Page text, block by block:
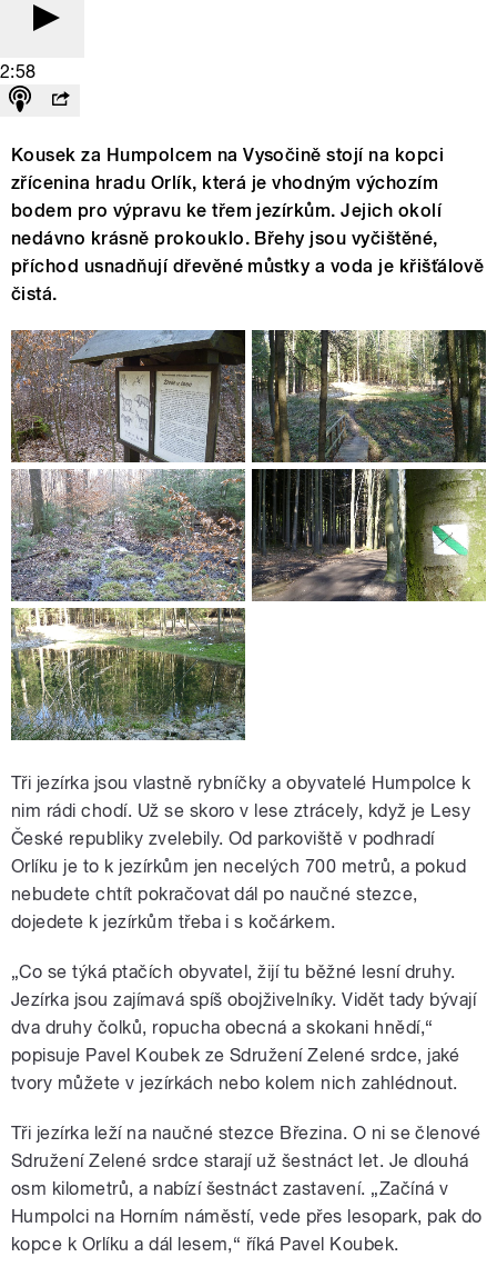
2:58
Kousek za Humpolcem na Vysočině stojí na kopci
zřícenina hradu Orlík, která je vhodným výchozím
bodem pro výpravu ke třem jezírkům. Jejich okolí
nedávno krásně prokouklo. Břehy jsou vyčištěné,
příchod usnadňují dřevěné můstky a voda je křišťálově
čistá.
Tři jezírka jsou vlastně rybníčky a obyvatelé Humpolce k
nim rádi chodí. Už se skoro v lese ztrácely, když je Lesy
České republiky zvelebily. Od parkoviště v podhradí
Orlíku je to k jezírkům jen necelých 700 metrů, a pokud
nebudete chtít pokračovat dál po naučné stezce,
dojedete k jezírkům třeba i s kočárkem.
„Co se týká ptačích obyvatel, žijí tu běžné lesní druhy.
Jezírka jsou zajímavá spíš obojživelníky. Vidět tady bývají
dva druhy čolků, ropucha obecná a skokani hnědí,“
popisuje Pavel Koubek ze Sdružení Zelené srdce, jaké
tvory můžete v jezírkách nebo kolem nich zahlédnout.
Tři jezírka leží na naučné stezce Březina. O ni se členové
Sdružení Zelené srdce starají už šestnáct let. Je dlouhá
osm kilometrů, a nabízí šestnáct zastavení. „Začíná v
Humpolci na Horním náměstí, vede přes lesopark, pak do
kopce k Orlíku a dál lesem,“ říká Pavel Koubek.